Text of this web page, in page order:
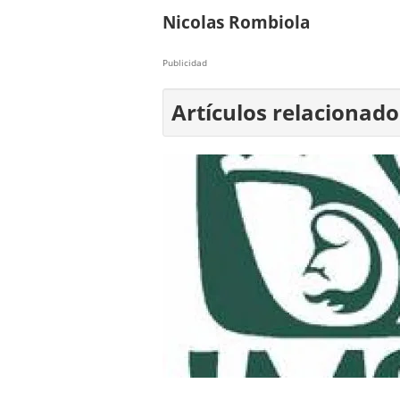
Nicolas Rombiola
Publicidad
Artículos